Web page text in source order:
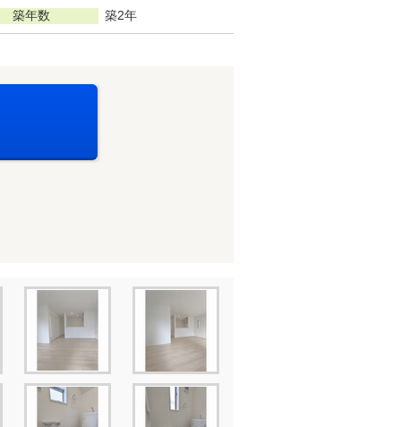
築年数 築2年